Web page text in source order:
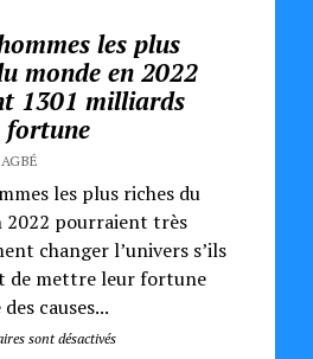
les plus
monde en 2022
1301 milliards
fortune
les plus riches du
2022 pourraient très
changer l’univers s’ils
de mettre leur fortune
causes...
sont désactivés